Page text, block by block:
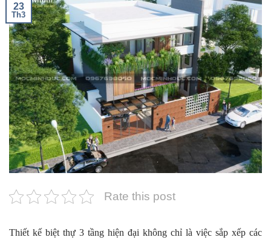
23
Th3
Rate this post
Thiết kế biệt thự 3 tầng hiện đại không chỉ là việc sắp xếp các